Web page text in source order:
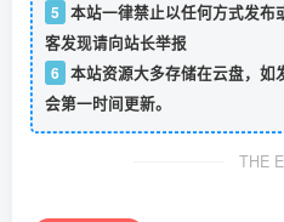
5 本站一律禁止以任何方式发布
客发现请向站长举报
6 本站资源大多存储在云盘，如
会第一时间更新。
THE